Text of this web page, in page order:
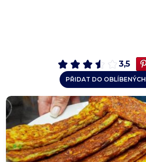
3,5
PŘIDAT DO OBLÍBENÝCH